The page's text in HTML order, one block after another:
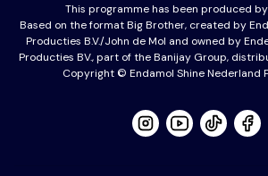
This programme has been produced
Based on the format Big Brother, created by
Producties B.V./John de Mol and owned by
Producties BV., part of the Banijay Group,
Copyright © Endamol Shine Nederland